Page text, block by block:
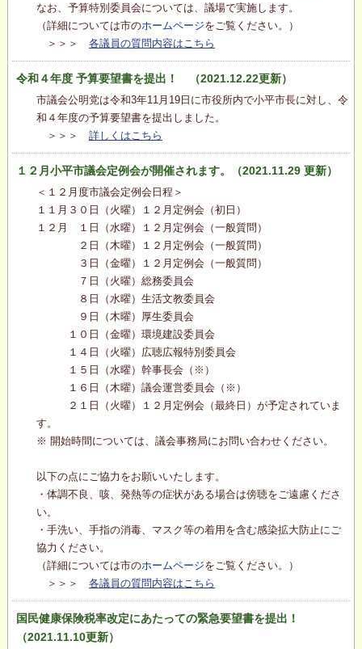
なお、予算特別委員会については、議場で実施します。
（詳細については市のホームページをご覧ください。）
＞＞＞ 各議員の質問内容はこちら
令和４年度 予算要望書を提出！ （2021.12.22更新）
市議会公明党は令和3年11月19日に市役所内で小平市長に対し、令
和４年度の予算要望書を提出しました。
＞＞＞ 詳しくはこちら
１２月小平市議会定例会が開催されます。（2021.11.29 更新）
＜１２月度市議会定例会日程＞
１１月３０日（火曜）１２月定例会（初日）
１２月 １日（水曜）１２月定例会（一般質問）
２日（木曜）１２月定例会（一般質問）
３日（金曜）１２月定例会（一般質問）
７日（火曜）総務委員会
８日（水曜）生活文教委員会
９日（木曜）厚生委員会
１０日（金曜）環境建設委員会
１４日（火曜）広聴広報特別委員会
１５日（水曜）幹事長会（※）
１６日（木曜）議会運営委員会（※）
２１日（火曜）１２月定例会（最終日）が予定されていま
す。
※ 開始時間については、議会事務局にお問い合わせください。
以下の点にご協力をお願いいたします。
・体調不良、咳、発熱等の症状がある場合は傍聴をご遠慮くださ
い。
・手洗い、手指の消毒、マスク等の着用を含む感染拡大防止にご
協力ください。
（詳細については市のホームページをご覧ください。）
＞＞＞ 各議員の質問内容はこちら
国民健康保険税率改定にあたっての緊急要望書を提出！
（2021.11.10更新）